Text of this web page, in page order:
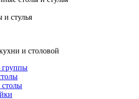
и стулья
и столовой
группы